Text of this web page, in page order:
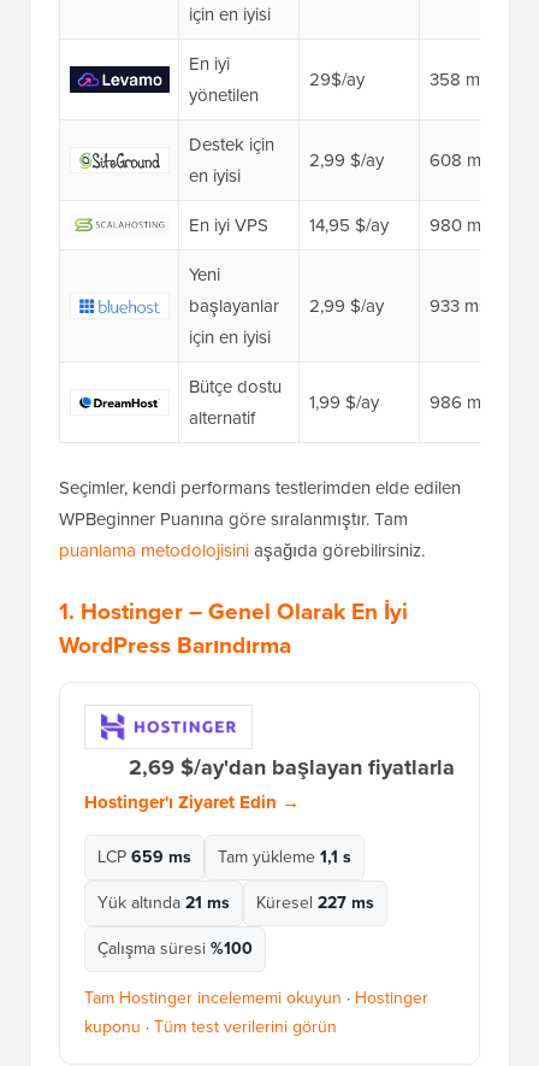
için en iyisi
En iyi
yönetilen
29$/ay 358 ms 👑
Destek için
en iyisi
2,99 $/ay 608 ms
En iyi VPS 14,95 $/ay
980 ms
Yeni
başlayanlar
için en iyisi
2,99 $/ay 933 ms
Bütçe dostu
alternatif
1,99 $/ay 986 ms
Seçimler, kendi performans testlerimden elde edilen
WPBeginner Puanına göre sıralanmıştır. Tam
puanlama metodolojisiniaşağıda görebilirsiniz.
1. Hostinger– Genel Olarak En İyi
WordPress Barındırma
2,69 $/ay'dan başlayan fiyatlarla
Hostinger'ı Ziyaret Edin →
LCP659 ms Tam yükleme1,1 s
Yük altında21 ms Küresel 227 ms
Çalışma süresi%100
Tam Hostinger incelememi okuyun · Hostinger
kuponu ·Tüm test verilerini görün